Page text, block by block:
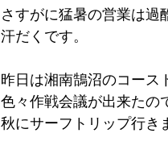
さすがに猛暑の営業は過
汗だくです。
昨日は湘南鵠沼のコース
色々作戦会議が出来たの
秋にサーフトリップ行き